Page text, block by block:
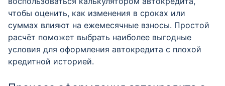
чтобы оценить, как изменения в сроках или
суммах влияют на ежемесячные взносы. Простой
расчёт поможет выбрать наиболее выгодные
условия для оформления автокредита с плохой
кредитной историей.